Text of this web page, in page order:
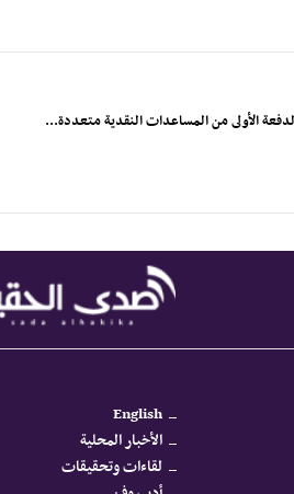
English
الأخبار المحلية
لقاءات وتحقيقات